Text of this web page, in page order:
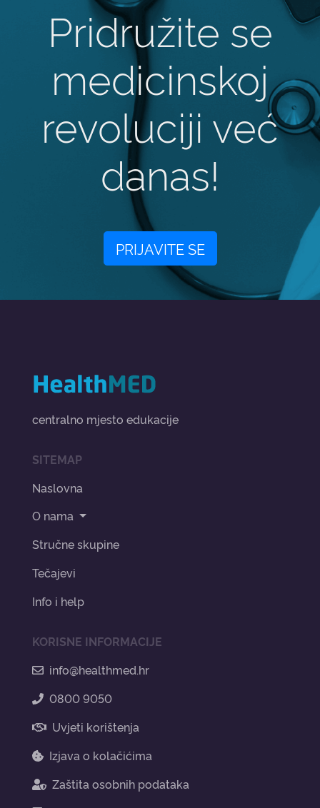
Pridružite se
medicinskoj
revoluciji već
danas!
PRIJAVITE SE
centralno mjesto edukacije
SITEMAP
Naslovna
O nama
Stručne skupine
Tečajevi
Info i help
KORISNE INFORMACIJE
info@healthmed.hr
0800 9050
Uvjeti korištenja
Izjava o kolačićima
Zaštita osobnih podataka